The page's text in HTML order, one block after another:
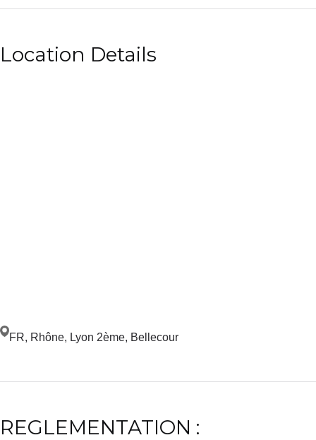
Location Details
FR, Rhône, Lyon 2ème, Bellecour
REGLEMENTATION :